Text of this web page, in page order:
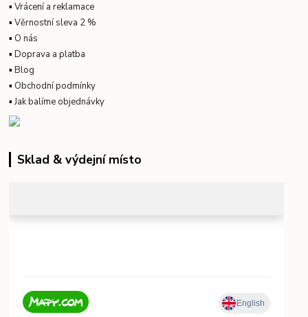
▪Vrácení a reklamace
▪Věrnostní sleva 2 %
▪ O nás
▪Doprava a platba
▪Blog
▪ Obchodní podmínky
▪Jak balíme objednávky
Sklad & výdejní místo